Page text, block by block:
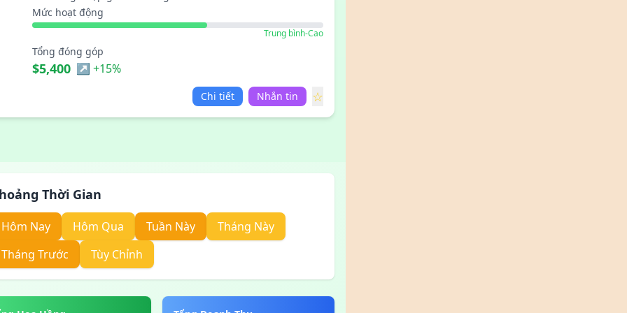
Mức hoạt động
Trung bình-Cao
Tổng đóng góp
$5,400 ↗ +15%
Chi tiết Nhắn tin ☆
Thời Gian
Hôm Nay Hôm Qua Tuần Này
Tháng Này
Tháng Trước
Tùy Chỉnh